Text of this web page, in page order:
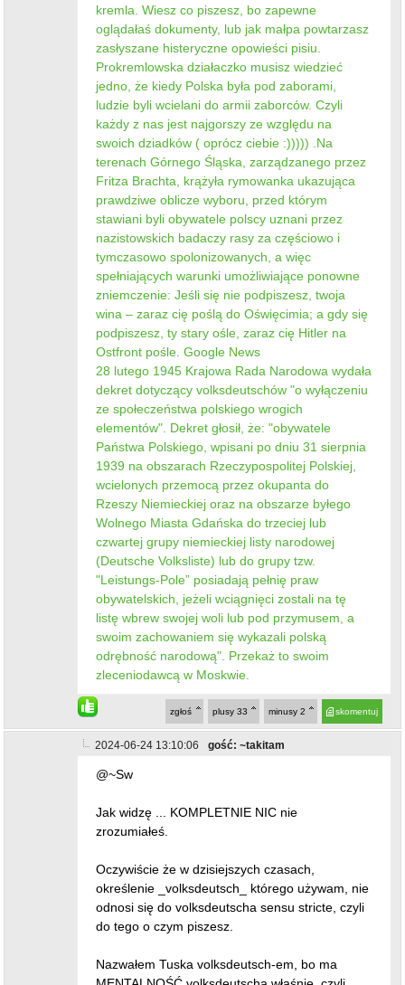
kremla. Wiesz co piszesz, bo zapewne
oglądałaś dokumenty, lub jak małpa powtarzasz
zasłyszane histeryczne opowieści pisiu.
Prokremlowska działaczko musisz wiedzieć
jedno, że kiedy Polska była pod zaborami,
ludzie byli wcielani do armii zaborców. Czyli
każdy z nas jest najgorszy ze względu na
swoich dziadków ( oprócz ciebie :))))) .Na
terenach Górnego Śląska, zarządzanego przez
Fritza Brachta, krążyła rymowanka ukazująca
prawdziwe oblicze wyboru, przed którym
stawiani byli obywatele polscy uznani przez
nazistowskich badaczy rasy za częściowo i
tymczasowo spolonizowanych, a więc
spełniających warunki umożliwiające ponowne
zniemczenie: Jeśli się nie podpiszesz, twoja
wina – zaraz cię poślą do Oświęcimia; a gdy się
podpiszesz, ty stary ośle, zaraz cię Hitler na
Ostfront pośle. Google News
28 lutego 1945 Krajowa Rada Narodowa wydała
dekret dotyczący volksdeutschów "o wyłączeniu
ze społeczeństwa polskiego wrogich
elementów". Dekret głosił, że: "obywatele
Państwa Polskiego, wpisani po dniu 31 sierpnia
1939 na obszarach Rzeczypospolitej Polskiej,
wcielonych przemocą przez okupanta do
Rzeszy Niemieckiej oraz na obszarze byłego
Wolnego Miasta Gdańska do trzeciej lub
czwartej grupy niemieckiej listy narodowej
(Deutsche Volksliste) lub do grupy tzw.
"Leistungs-Pole” posiadają pełnię praw
obywatelskich, jeżeli wciągnięci zostali na tę
listę wbrew swojej woli lub pod przymusem, a
swoim zachowaniem się wykazali polską
odrębność narodową". Przekaż to swoim
zleceniodawcą w Moskwie.
skomentuj
minusy 2
plusy 33
zgłoś
2024-06-24 13:10:06 gość: ~takitam
@~Sw
Jak widzę ... KOMPLETNIE NIC nie
zrozumiałeś.
Oczywiście że w dzisiejszych czasach,
określenie _volksdeutsch_ którego używam, nie
odnosi się do volksdeutscha sensu stricte, czyli
do tego o czym piszesz.
Nazwałem Tuska volksdeutsch-em, bo ma